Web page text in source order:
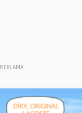
REKLAMA